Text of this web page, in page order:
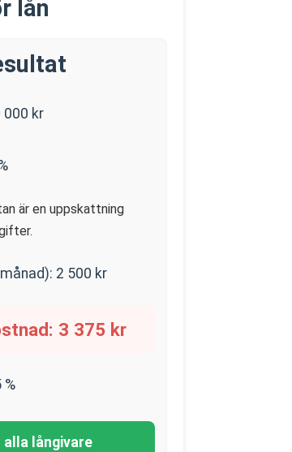
lån
000 kr
är en uppskattning
2 500 kr
3 375 kr
%
långivare